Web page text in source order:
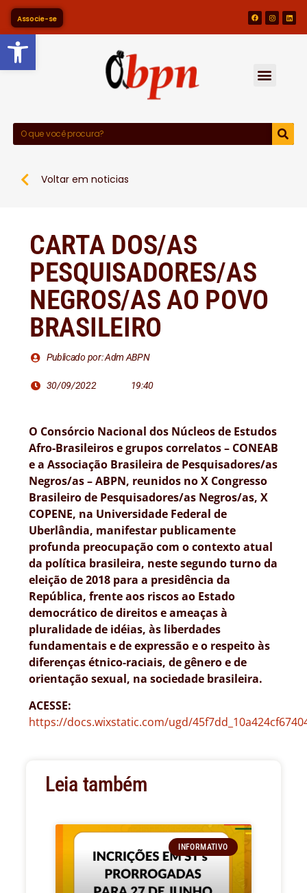
Barra de Ferramentas
Associe-se
Voltar em noticias
CARTA DOS/AS
PESQUISADORES/AS
NEGROS/AS AO POVO
BRASILEIRO
Publicado por: Adm ABPN
30/09/2022 19:40
O Consórcio Nacional dos Núcleos de Estudos
Afro-Brasileiros e grupos correlatos – CONEAB
e a Associação Brasileira de Pesquisadores/as
Negros/as – ABPN, reunidos no X Congresso
Brasileiro de Pesquisadores/as Negros/as, X
COPENE, na Universidade Federal de
Uberlândia, manifestar publicamente
profunda preocupação com o contexto atual
da política brasileira, neste segundo turno da
eleição de 2018 para a presidência da
República, frente aos riscos ao Estado
democrático de direitos e ameaças à
pluralidade de idéias, às liberdades
fundamentais e de expressão e o respeito às
diferenças étnico-raciais, de gênero e de
orientação sexual, na sociedade brasileira.
ACESSE:
https://docs.wixstatic.com/ugd/
Leia também
INFORMATIVO